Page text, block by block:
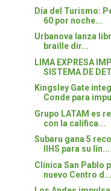
Día del Turismo:
60 por noche...
Urbanova lanza
braille dir...
LIMA EXPRESA
SISTEMA DE
Kingsley Gate
Conde para
Grupo LATAM es
con la califica...
Subaru gana 5
IIHS para su lín...
Clínica San Pablo
nuevo Centro d...